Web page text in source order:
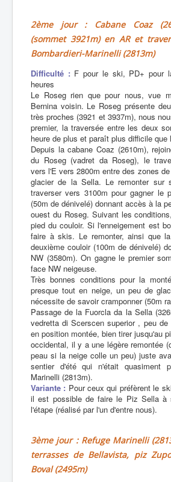
2ème jour : Cabane Coaz
(sommet 3921m) en AR et
Bombardieri-Marinelli (2813m)
Difficulté : F pour le ski, PD+ pour
heures
Le Roseg rien que pour nous, vue
Bernina voisin. Le Roseg présente
très proches (3921 et 3937m), nous
premier, la traversée entre les deux
heure de plus et paraît plus difficile que
Depuis la cabane Coaz (2610m),
du Roseg (vadret da Roseg), le
vers l'E vers 2800m entre des zones
glacier de la Sella. Le remonter sur
traverser vers 3100m pour gagner le
(50m de dénivelé) donnant accès à la
ouest du Roseg. Suivant les
pied du couloir. Si l'enneigement est
faire à skis. Le remonter, ainsi que
deuxième couloir (100m de dénivelé)
NW (3580m). On gagne le premier
face NW neigeuse.
Très bonnes conditions pour la
presque tout en neige, un peu de
nécessite de savoir cramponner (50m
Passage de la Fuorcla da la Sella
vedretta di Scerscen superior , peu
en position montée, bien tirer jusqu'au
occidental, il y a une légère remontée
peau si la neige colle un peu) juste
sentier d'été qui n'était quasiment
Marinelli (2813m).
Variante : Pour ceux qui préfèrent le
il est possible de faire le Piz Sella à
l'étape (réalisé par l'un d'entre nous).
3ème jour : Refuge Marinelli
terrasses de Bellavista, piz
Boval (2495m)